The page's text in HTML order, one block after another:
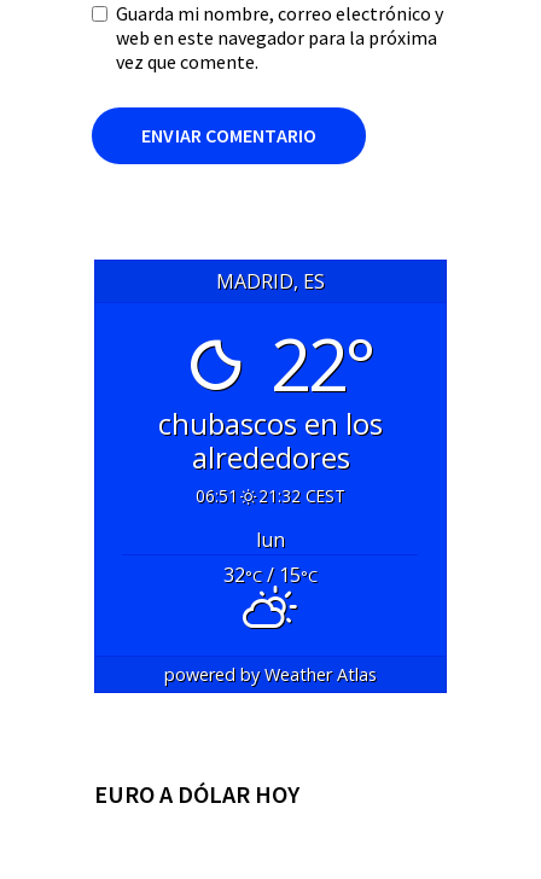
Guarda mi nombre, correo electrónico y
web en este navegador para la próxima
vez que comente.
MADRID, ES
22°
chubascos en los
alrededores
06:51 21:32 CEST
lun
32°C/ 15°C
powered byWeather Atlas
EURO A DÓLAR HOY